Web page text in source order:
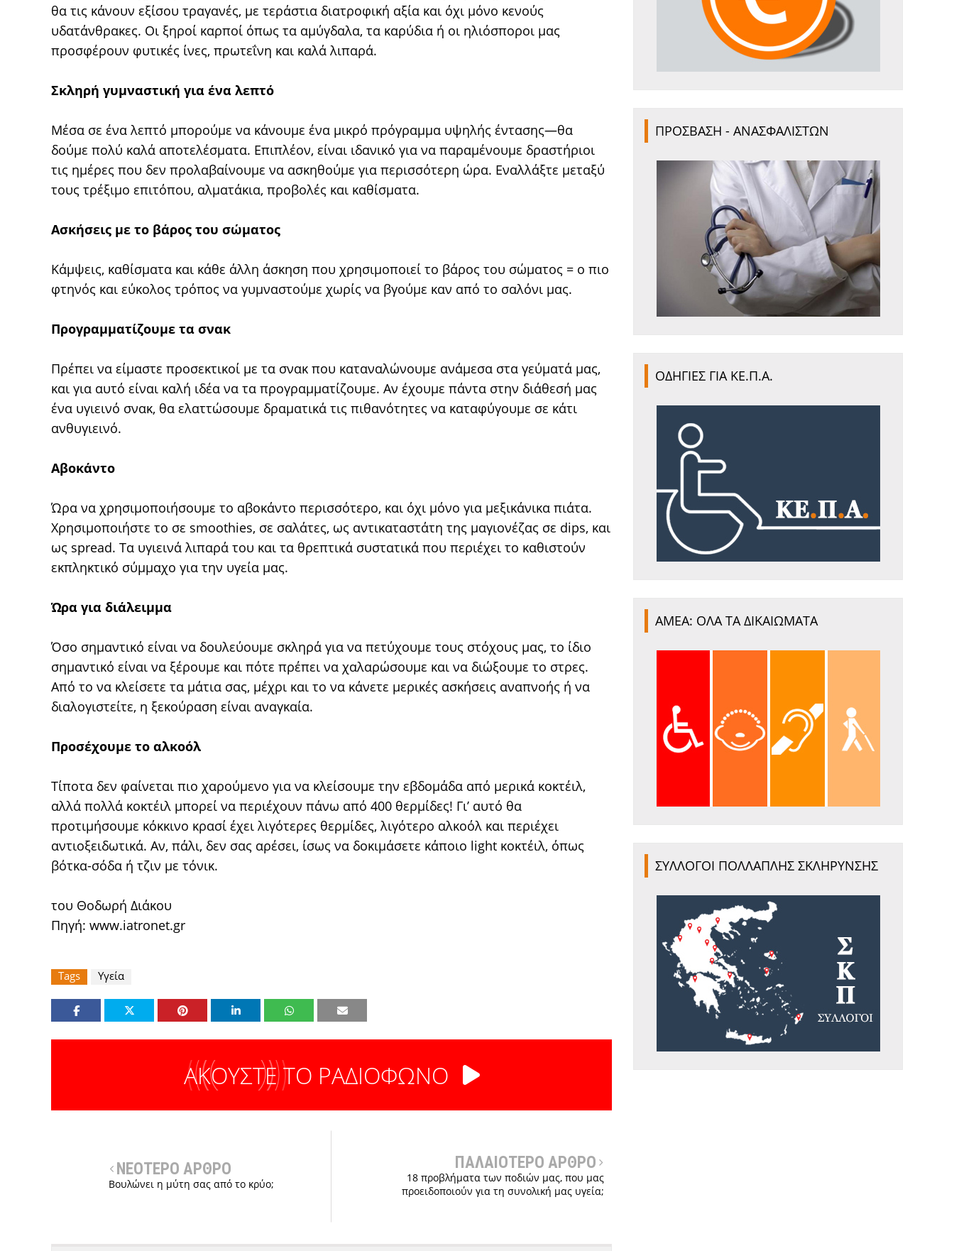
θα τις κάνουν εξίσου τραγανές, με τεράστια διατροφική αξία και όχι μόνο κενούς
υδατάνθρακες. Οι ξηροί καρποί όπως τα αμύγδαλα, τα καρύδια ή οι ηλιόσποροι μας
προσφέρουν φυτικές ίνες, πρωτεΐνη και καλά λιπαρά.
Σκληρή γυμναστική για ένα λεπτό
Μέσα σε ένα λεπτό μπορούμε να κάνουμε ένα μικρό πρόγραμμα υψηλής έντασης—θα
δούμε πολύ καλά αποτελέσματα. Επιπλέον, είναι ιδανικό για να παραμένουμε δραστήριοι
τις ημέρες που δεν προλαβαίνουμε να ασκηθούμε για περισσότερη ώρα. Εναλλάξτε μεταξύ
τους τρέξιμο επιτόπου, αλματάκια, προβολές και καθίσματα.
Ασκήσεις με το βάρος του σώματος
Κάμψεις, καθίσματα και κάθε άλλη άσκηση που χρησιμοποιεί το βάρος του σώματος = ο πιο
φτηνός και εύκολος τρόπος να γυμναστούμε χωρίς να βγούμε καν από το σαλόνι μας.
Προγραμματίζουμε τα σνακ
Πρέπει να είμαστε προσεκτικοί με τα σνακ που καταναλώνουμε ανάμεσα στα γεύματά μας,
και για αυτό είναι καλή ιδέα να τα προγραμματίζουμε. Αν έχουμε πάντα στην διάθεσή μας
ένα υγιεινό σνακ, θα ελαττώσουμε δραματικά τις πιθανότητες να καταφύγουμε σε κάτι
ανθυγιεινό.
Αβοκάντο
Ώρα να χρησιμοποιήσουμε το αβοκάντο περισσότερο, και όχι μόνο για μεξικάνικα πιάτα.
Χρησιμοποιήστε το σε smoothies, σε σαλάτες, ως αντικαταστάτη της μαγιονέζας σε dips, και
ως spread. Τα υγιεινά λιπαρά του και τα θρεπτικά συστατικά που περιέχει το καθιστούν
εκπληκτικό σύμμαχο για την υγεία μας.
Ώρα για διάλειμμα
Όσο σημαντικό είναι να δουλεύουμε σκληρά για να πετύχουμε τους στόχους μας, το ίδιο
σημαντικό είναι να ξέρουμε και πότε πρέπει να χαλαρώσουμε και να διώξουμε το στρες.
Από το να κλείσετε τα μάτια σας, μέχρι και το να κάνετε μερικές ασκήσεις αναπνοής ή να
διαλογιστείτε, η ξεκούραση είναι αναγκαία.
Προσέχουμε το αλκοόλ
Τίποτα δεν φαίνεται πιο χαρούμενο για να κλείσουμε την εβδομάδα από μερικά κοκτέιλ,
αλλά πολλά κοκτέιλ μπορεί να περιέχουν πάνω από 400 θερμίδες! Γι’ αυτό θα
προτιμήσουμε κόκκινο κρασί έχει λιγότερες θερμίδες, λιγότερο αλκοόλ και περιέχει
αντιοξειδωτικά. Αν, πάλι, δεν σας αρέσει, ίσως να δοκιμάσετε κάποιο light κοκτέιλ, όπως
βότκα-σόδα ή τζιν με τόνικ.
του Θοδωρή Διάκου
Πηγή: www.iatronet.gr
Tags Υγεία
ΑΚΟΥΣΤΕ ΤΟ ΡΑΔΙΟΦΩΝΟ
ΝΕΟΤΕΡΟ ΑΡΘΡΟ
Βουλώνει η μύτη σας από το κρύο;
ΠΑΛΑΙΟΤΕΡΟ ΑΡΘΡΟ
18 προβλήματα των ποδιών μας, που μας
προειδοποιούν για τη συνολική μας υγεία;
ΠΡΟΣΒΑΣΗ - ΑΝΑΣΦΑΛΙΣΤΩΝ
ΟΔΗΓΙΕΣ ΓΙΑ ΚΕ.Π.Α.
ΑΜΕΑ: ΟΛΑ ΤΑ ΔΙΚΑΙΩΜΑΤΑ
ΣΥΛΛΟΓΟΙ ΠΟΛΛΑΠΛΗΣ ΣΚΛΗΡΥΝΣΗΣ